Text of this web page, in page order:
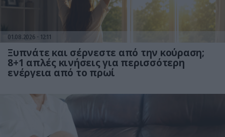
01.08.2026 12:11
Ξυπνάτε και σέρνεστε από την κούραση;
8+1 απλές κινήσεις για περισσότερη
ενέργεια από το πρωί